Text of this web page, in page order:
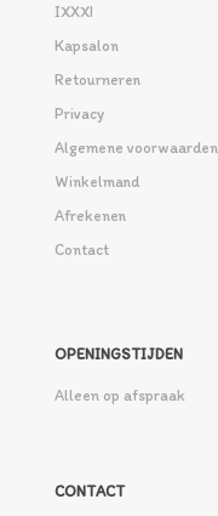
IXXXI
Kapsalon
Retourneren
Privacy
Algemene voorwaarden
Winkelmand
Afrekenen
Contact
OPENINGSTIJDEN
Alleen op afspraak
CONTACT